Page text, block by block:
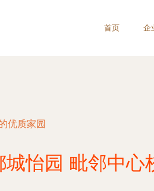
首页 企
优质家园
怡园 毗邻中心